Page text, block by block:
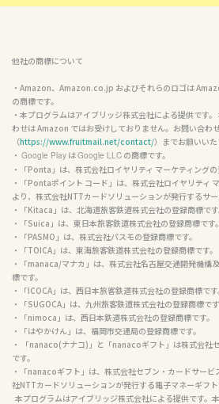
他社の商標について
・Amazon、Amazon.co.jp およびそれらのロゴは
の商標です。
・本プログラムはアイブリッジ株式会社による提供です
わせは Amazon ではお受けしておりません。お問い合わ
（https://www.fruitmail.net/contact/）までお願いいた
・ Google Play は Google LLC の商標です。
・「Ponta」は、株式会社ロイヤリティ マーケティングの
・「Pontaポイント コード」は、株式会社ロイヤリティ
より、株式会社NTTカードソリューションが発行するサー
・「Kitaca」は、北海道旅客鉄道株式会社の登録商標です
・「Suica」は、東日本旅客鉄道株式会社の登録商標です。
・「PASMO」は、株式会社パスモの登録商標です。
・「TOICA」は、東海旅客鉄道株式会社の登録商標です。
・「manaca/マナカ」は、株式会社名古屋交通開発機構
標です。
・「ICOCA」は、西日本旅客鉄道株式会社の登録商標です
・「SUGOCA」は、九州旅客鉄道株式会社の登録商標です
・「nimoca」は、西日本鉄道株式会社の登録商標です。
・「はやかけん」は、福岡市交通局の登録商標です。
・ 「nanaco(ナナコ)」と「nanacoギフト」は株式会社
です。
・「nanacoギフト」は、株式会社セブン・カードサー
社NTTカードソリューションが発行する電子マネーギフト